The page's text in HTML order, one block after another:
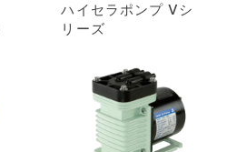
ハイセラポンプ Vシ
リーズ